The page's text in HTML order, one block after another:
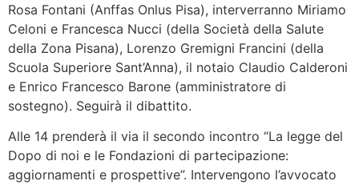
Rosa Fontani (Anffas Onlus Pisa), interverranno Miriamo
Celoni e Francesca Nucci (della Società della Salute
della Zona Pisana), Lorenzo Gremigni Francini (della
Scuola Superiore Sant’Anna), il notaio Claudio Calderoni
e Enrico Francesco Barone (amministratore di
sostegno). Seguirà il dibattito.
Alle 14 prenderà il via il secondo incontro “La legge del
Dopo di noi e le Fondazioni di partecipazione:
aggiornamenti e prospettive”. Intervengono l’avvocato